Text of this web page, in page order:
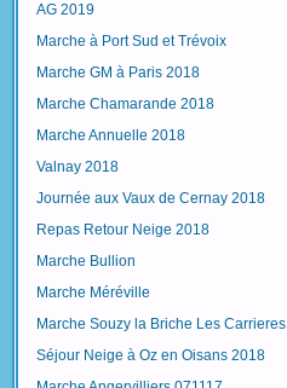
AG 2019
Marche à Port Sud et Trévoix
Marche GM à Paris 2018
Marche Chamarande 2018
Marche Annuelle 2018
Valnay 2018
Journée aux Vaux de Cernay 2018
Repas Retour Neige 2018
Marche Bullion
Marche Méréville
Marche Souzy la Briche Les Carrieres
Séjour Neige à Oz en Oisans 2018